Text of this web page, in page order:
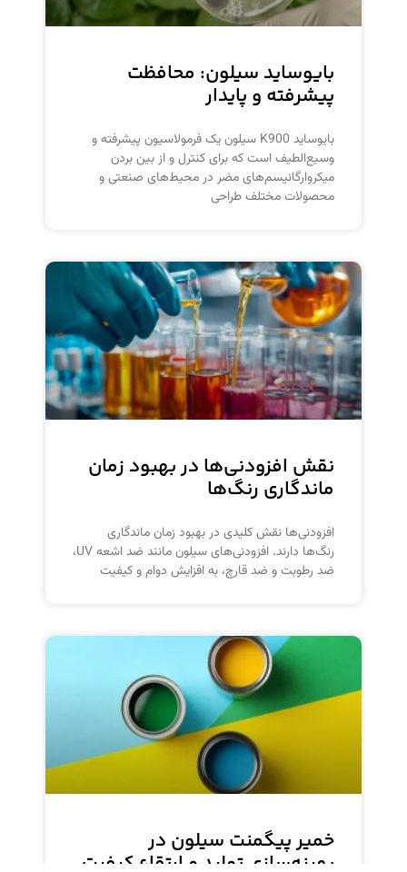
بایوساید سیلون: محافظت
پیشرفته و پایدار
بایوساید K900 سیلون یک فرمولاسیون پیشرفته و
وسیع‌الطیف است که برای کنترل و از بین بردن
میکروارگانیسم‌های مضر در محیط‌های صنعتی و
محصولات مختلف طراحی
نقش افزودنی‌ها در بهبود زمان
ماندگاری رنگ‌ها
افزودنی‌ها نقش کلیدی در بهبود زمان ماندگاری
رنگ‌ها دارند. افزودنی‌های سیلون مانند ضد اشعه UV،
ضد رطوبت و ضد قارچ، به افزایش دوام و کیفیت
خمیر پیگمنت سیلون در
بهینه‌سازی تولید و ارتقاء کیفیت